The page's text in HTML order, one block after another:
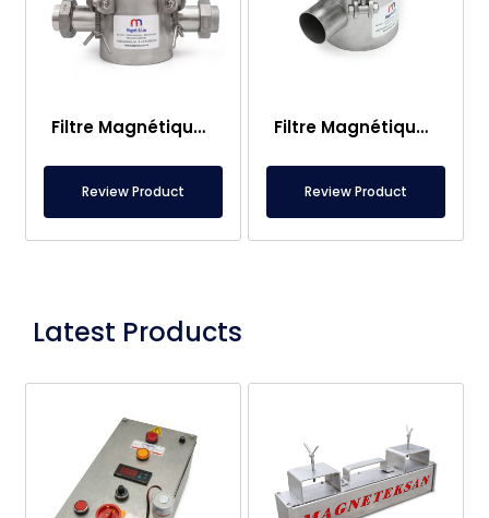
Filtre Magnétique Néodyme DN50, 6 Barres, Puissance 10000 Gauss, Inoxydable et Étanche, Compatible Alimentaire, Certifié
Review Product
Filtre Magnétique DN50 en Acier Inoxydable et Étanche – Spécial Alimentaire – Puissance Magnétique 10 000 Gauss
Review Product
Latest Products